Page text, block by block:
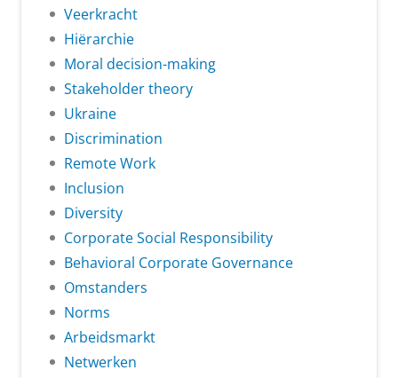
Veerkracht
Hiërarchie
Moral decision-making
Stakeholder theory
Ukraine
Discrimination
Remote Work
Inclusion
Diversity
Corporate Social Responsibility
Behavioral Corporate Governance
Omstanders
Norms
Arbeidsmarkt
Netwerken